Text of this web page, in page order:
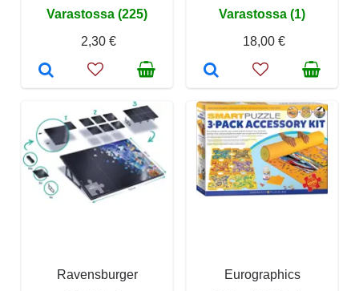
Varastossa (225)
2,30 €
Varastossa (1)
18,00 €
Ravensburger
Eurographics